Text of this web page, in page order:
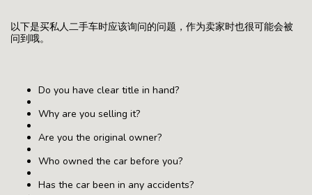
以下是买私人二手车时应该询问的问题，作为卖家时也很可能会被
问到哦。
Do you have clear title in hand?
Why are you selling it?
Are you the original owner?
Who owned the car before you?
Has the car been in any accidents?